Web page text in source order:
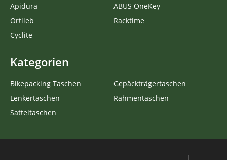
Apidura
Ortlieb
Cyclite
ABUS OneKey
Racktime
Kategorien
Bikepacking Taschen
Lenkertaschen
Satteltaschen
Gepäckträgertaschen
Rahmentaschen